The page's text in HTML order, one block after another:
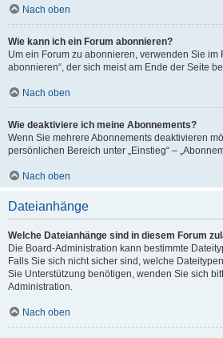
Nach oben
Wie kann ich ein Forum abonnieren?
Um ein Forum zu abonnieren, verwenden Sie im
abonnieren“, der sich meist am Ende der Seite
Nach oben
Wie deaktiviere ich meine Abonnements?
Wenn Sie mehrere Abonnements deaktivieren
persönlichen Bereich unter „Einstieg“ –
Nach oben
Dateianhänge
Welche Dateianhänge sind in diesem Forum
Die Board-Administration kann bestimmte
Falls Sie sich nicht sicher sind, welche
Sie Unterstützung benötigen, wenden Sie sich
Administration.
Nach oben